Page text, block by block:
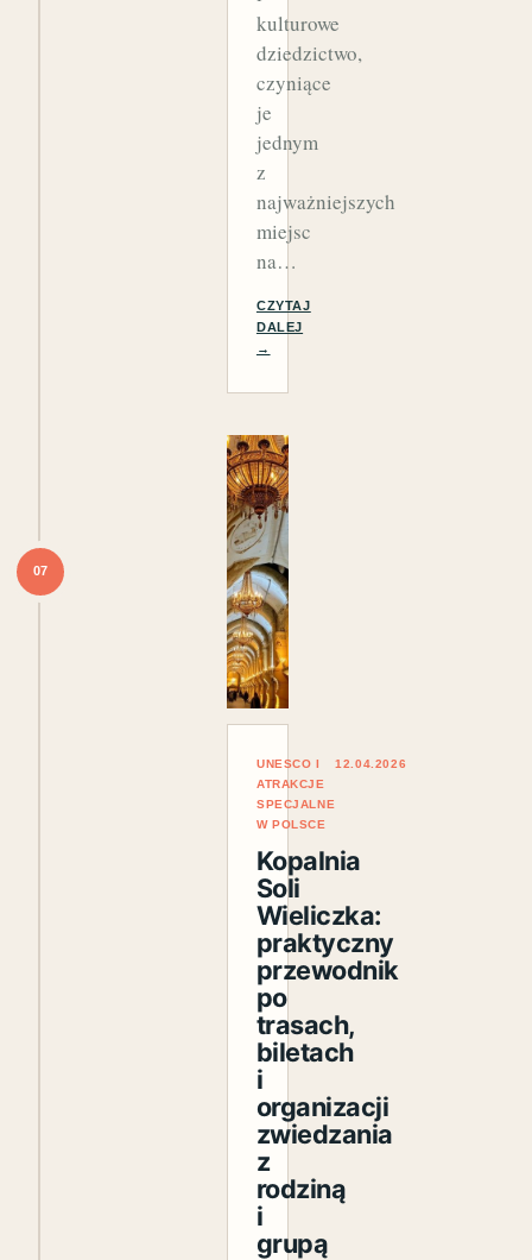
kulturowe
dziedzictwo,
czyniące
je
jednym
z
najważniejszych
miejsc
na…
CZYTAJ
DALEJ
→
07
UNESCO I
ATRAKCJE
SPECJALNE
W POLSCE
12.04.2026
Kopalnia
Soli
Wieliczka:
praktyczny
przewodnik
po
trasach,
biletach
i
organizacji
zwiedzania
z
rodziną
i
grupą